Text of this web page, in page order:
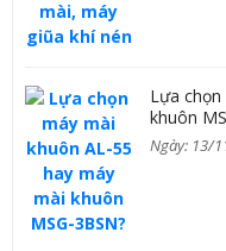
Lựa
khuôn
Ngày: 13/